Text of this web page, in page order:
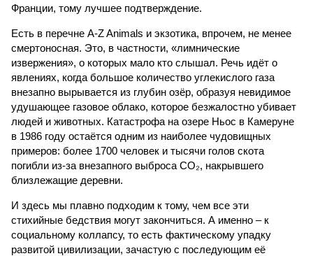
Франции, тому лучшее подтверждение.
Есть в перечне A-Z Animals и экзотика, впрочем, не менее
смертоносная. Это, в частности, «лимнические
извержения», о которых мало кто слышал. Речь идёт о
явлениях, когда большое количество углекислого газа
внезапно вырывается из глубин озёр, образуя невидимое
удушающее газовое облако, которое безжалостно убивает
людей и животных. Катастрофа на озере Ньос в Камеруне
в 1986 году остаётся одним из наиболее чудовищных
примеров: более 1700 человек и тысячи голов скота
погибли из-за внезапного выброса CO₂, накрывшего
близлежащие деревни.
И здесь мы плавно подходим к тому, чем все эти
стихийные бедствия могут закончиться. А именно – к
социальному коллапсу, то есть фактическому упадку
развитой цивилизации, зачастую с последующим её